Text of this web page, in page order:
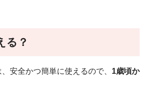
る？
安全かつ簡単に使えるので、 1歳頃か